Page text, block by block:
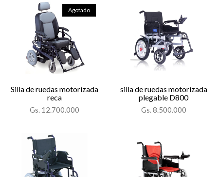
Agotado
Silla de ruedas motorizada
reca
Gs. 12.700.000
silla de ruedas motorizada
plegable D800
Gs. 8.500.000